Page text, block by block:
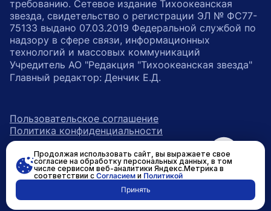
требованию. Сетевое издание Тихоокеанская
звезда, свидетельство о регистрации ЭЛ № ФС77-
75133 выдано 07.03.2019 Федеральной службой по
надзору в сфере связи, информационных
технологий и массовых коммуникаций
Учредитель АО "Редакция "Тихоокеанская звезда"
Главный редактор: Денчик Е.Д.
Пользовательское соглашение
Политика конфиденциальности
ссылка на главную
возрастное ограничение 16+
ссылка на страницу в Вконтакте
ссылка на страницу в
ссылка на канал в
Разработано в
Продолжая использовать сайт, вы выражаете свое
согласие на обработку персональных данных, в том
числе сервисом веб-аналитики Яндекс.Метрика в
соответствии с Согласиеми Политикой
Принять